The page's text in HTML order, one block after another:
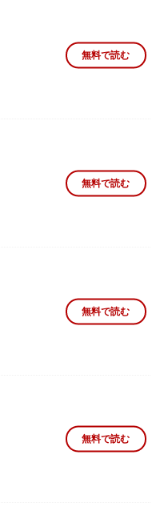
無料で読む
無料で読む
無料で読む
無料で読む